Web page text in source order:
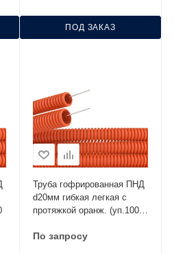
ПОД ЗАКАЗ
Труба гофрированная ПНД
d20мм гибкая легкая с
протяжкой оранж. (уп.100м)
По запросу